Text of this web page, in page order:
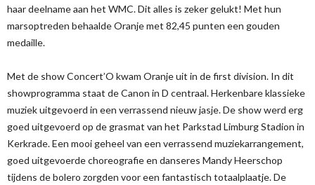
haar deelname aan het WMC. Dit alles is zeker gelukt! Met hun
marsoptreden behaalde Oranje met 82,45 punten een gouden
medaille.
Met de show Concert’O kwam Oranje uit in de first division. In dit
showprogramma staat de Canon in D centraal. Herkenbare klassieke
muziek uitgevoerd in een verrassend nieuw jasje. De show werd erg
goed uitgevoerd op de grasmat van het Parkstad Limburg Stadion in
Kerkrade. Een mooi geheel van een verrassend muziekarrangement,
goed uitgevoerde choreografie en danseres Mandy Heerschop
tijdens de bolero zorgden voor een fantastisch totaalplaatje. De